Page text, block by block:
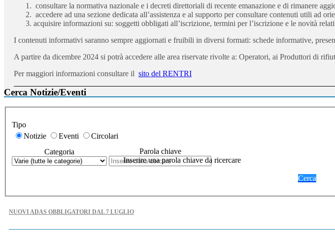
consultare la normativa nazionale e i decreti direttoriali di recente emanazione e di rimanere
accedere ad una sezione dedicata all’assistenza e al supporto per consultare contenuti utili ad
acquisire informazioni su: soggetti obbligati all’iscrizione, termini per l’iscrizione e le novità
I contenuti informativi saranno sempre aggiornati e fruibili in diversi formati: schede informative,
A partire da dicembre 2024 si potrà accedere alle area riservate rivolte a: Operatori, ai Produttori di
Per maggiori informazioni consultare il sito del RENTRI
Cerca Notizie/Eventi
Tipo
Notizie Eventi
Circolari
Categoria
Parola chiave
Inserire una parola chiave da ricercare
Cerca
NUOVI ADAS OBBLIGATORI DAL 7 LUGLIO